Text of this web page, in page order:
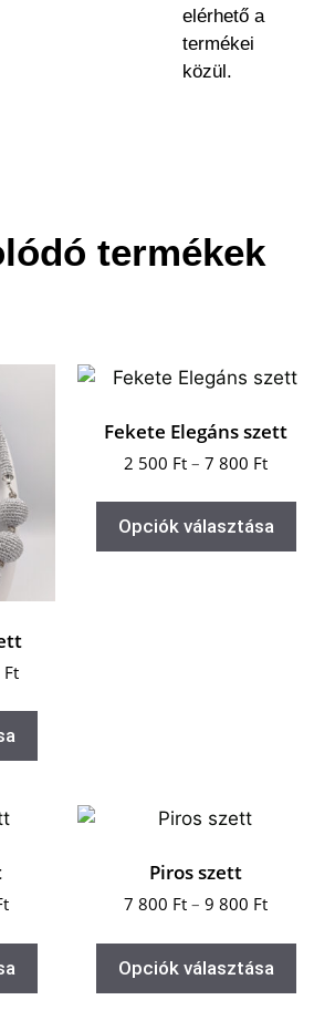
elérhető a
termékei
közül.
termékek
Ft
Fekete Elegáns szett
2 500 Ft – 7 800 Ft
Opciók választása
Piros szett
7 800 Ft – 9 800 Ft
Opciók választása